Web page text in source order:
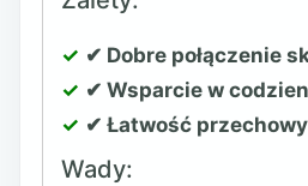
✔ Dobre połączenie
✔ Wsparcie w
✔ Łatwość
Wady: